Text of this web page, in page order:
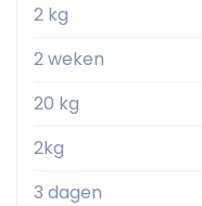
2 kg
2 weken
20 kg
2kg
3 dagen